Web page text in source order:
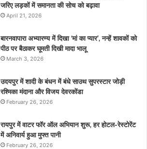
जरिए लड़कों में समानता की सोच को बढ़ावा
April 21, 2026
बारनवापारा अभ्यारण्य में दिखा ‘मां का प्यार’, नन्हें शावकों को
पीठ पर बैठाकर घूमती दिखी मादा भालू
March 3, 2026
उदयपुर में शादी के बंधन में बंधे साउथ सुपरस्टार जोड़ी
रश्मिका मंदाना और विजय देवरकोंडा
February 26, 2026
रायपुर में वाटर फॉर ऑल अभियान शुरू, हर होटल-रेस्टोरेंट
में अनिवार्य हुआ मुफ्त पानी
February 26, 2026